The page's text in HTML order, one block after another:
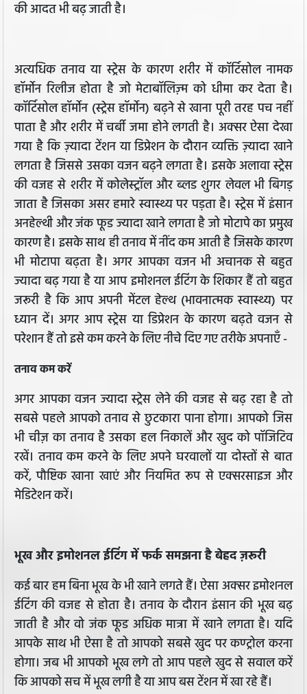
की आदत भी बढ़ जाती है।
अत्यधिक तनाव या स्ट्रेस के कारण शरीर में कॉर्टिसोल नामक
हॉर्मोन रिलीज होता है जो मेटाबॉलिज़्म को धीमा कर देता है।
कॉर्टिसोल हॉर्मोन (स्ट्रेस हॉर्मोन) बढ़ने से खाना पूरी तरह पच नहीं
पाता है और शरीर में चर्बी जमा होने लगती है। अक्सर ऐसा देखा
गया है कि ज़्यादा टेंशन या डिप्रेशन के दौरान व्यक्ति ज़्यादा खाने
लगता है जिससे उसका वजन बढ़ने लगता है। इसके अलावा स्ट्रेस
की वजह से शरीर में कोलेस्ट्रॉल और ब्लड शुगर लेवल भी बिगड़
जाता है जिसका असर हमारे स्वास्थ्य पर पड़ता है। स्ट्रेस में इंसान
अनहेल्थी और जंक फूड ज्यादा खाने लगता है जो मोटापे का प्रमुख
कारण है। इसके साथ ही तनाव में नींद कम आती है जिसके कारण
भी मोटापा बढ़ता है। अगर आपका वजन भी अचानक से बहुत
ज्यादा बढ़ गया है या आप इमोशनल ईटिंग के शिकार हैं तो बहुत
जरूरी है कि आप अपनी मेंटल हेल्थ (भावनात्मक स्वास्थ्य) पर
ध्यान दें। अगर आप स्ट्रेस या डिप्रेशन के कारण बढ़ते वजन से
परेशान हैं तो इसे कम करने के लिए नीचे दिए गए तरीके अपनाएँ -
तनाव कम करें
अगर आपका वजन ज्यादा स्ट्रेस लेने की वजह से बढ़ रहा है तो
सबसे पहले आपको तनाव से छुटकारा पाना होगा। आपको जिस
भी चीज़ का तनाव है उसका हल निकालें और खुद को पॉजिटिव
रखें। तनाव कम करने के लिए अपने घरवालों या दोस्तों से बात
करें, पौष्टिक खाना खाएं और नियमित रूप से एक्सरसाइज और
मेडिटेशन करें।
भूख और इमोशनल ईटिंग में फर्क समझना है बेहद ज़रूरी
कई बार हम बिना भूख के भी खाने लगते हैं। ऐसा अक्सर इमोशनल
ईटिंग की वजह से होता है। तनाव के दौरान इंसान की भूख बढ़
जाती है और वो जंक फूड अधिक मात्रा में खाने लगता है। यदि
आपके साथ भी ऐसा है तो आपको सबसे खुद पर कण्ट्रोल करना
होगा। जब भी आपको भूख लगे तो आप पहले खुद से सवाल करें
कि आपको सच में भूख लगी है या आप बस टेंशन में खा रहे हैं।